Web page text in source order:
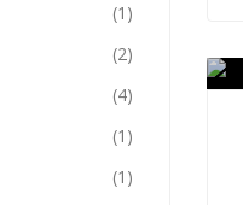
(1)
(2)
(4)
(1)
(1)